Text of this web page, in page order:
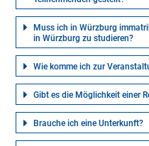
Muss ich in Würzburg
in Würzburg zu studieren?
Wie komme ich zur
Gibt es die Möglichkeit einer
Brauche ich eine Unterkunft?